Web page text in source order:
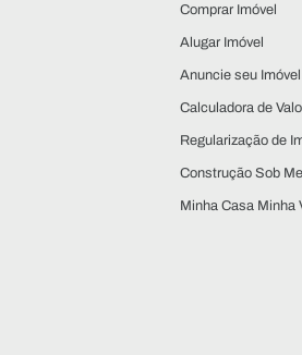
Comprar Imóvel
Alugar Imóvel
Anuncie seu Imóvel
Calculadora de
Regularização de
Construção Sob
Minha Casa Minha